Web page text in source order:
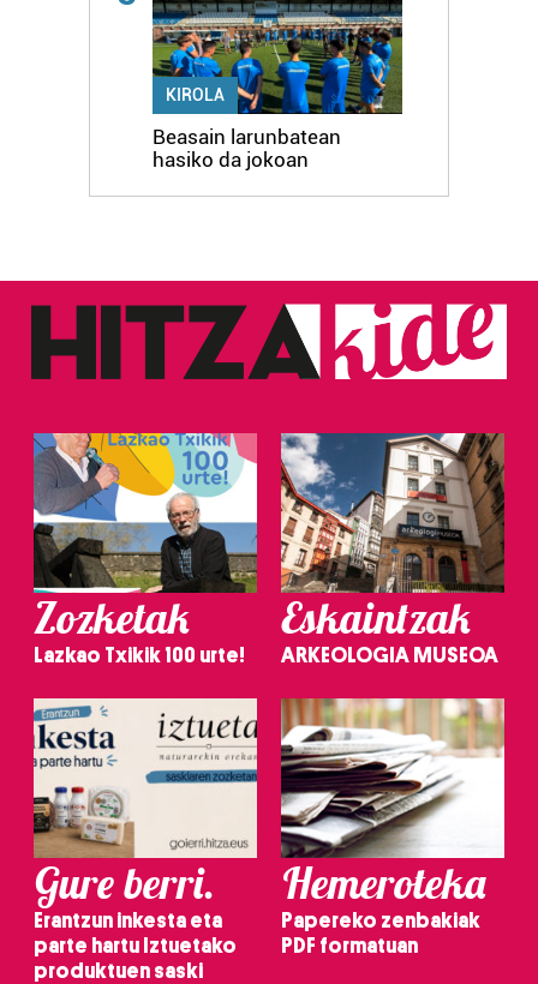
KIROLA
Beasain larunbatean
hasiko da jokoan
Zozketak
Lazkao Txikik 100 urte!
Eskaintzak
ARKEOLOGIA MUSEOA
Gure berri.
Erantzun inkesta eta
parte hartu Iztuetako
produktuen saski
Hemeroteka
Papereko zenbakiak
PDF formatuan